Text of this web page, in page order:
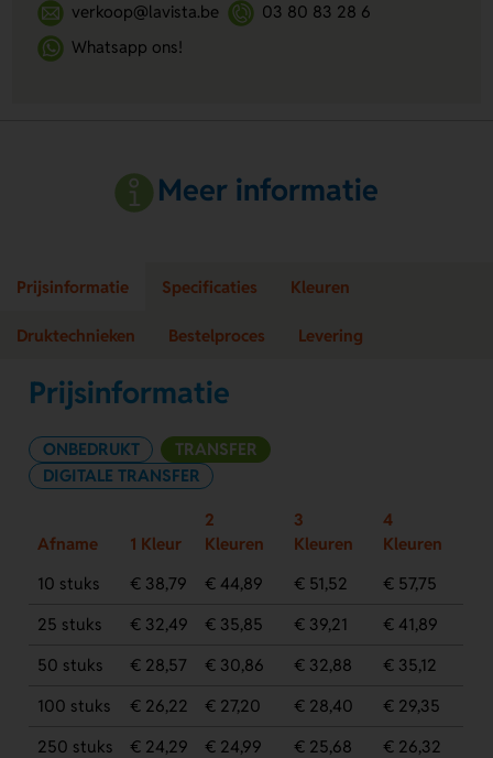
verkoop@lavista.be
03 80 83 28 6
Whatsapp ons!
Meer informatie
Prijsinformatie Specificaties Kleuren
Druktechnieken Bestelproces Levering
Prijsinformatie
ONBEDRUKT
TRANSFER
DIGITALE TRANSFER
Afname 1 Kleur
2
Kleuren
3
Kleuren
4
Kleuren
10 stuks
€ 38,79 € 44,89 € 51,52
€ 57,75
25 stuks
€ 32,49 € 35,85 € 39,21
€ 41,89
50 stuks
€ 28,57 € 30,86 € 32,88
€ 35,12
100 stuks
€ 26,22 € 27,20 € 28,40
€ 29,35
250 stuks
€ 24,29 € 24,99 € 25,68
€ 26,32